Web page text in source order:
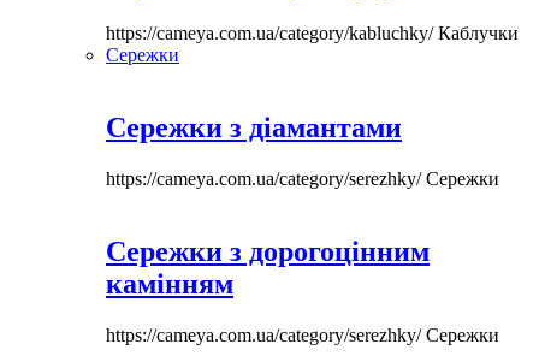
https://cameya.com.ua/category/kabluchky/Каблучки
Сережки
Сережки з діамантами
https://cameya.com.ua/category/serezhky/Сережки
Сережки з дорогоцінним
камінням
https://cameya.com.ua/category/serezhky/Сережки